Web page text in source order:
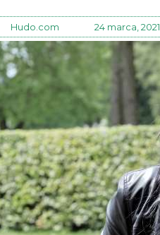
Hudo.com 24 marca, 2021